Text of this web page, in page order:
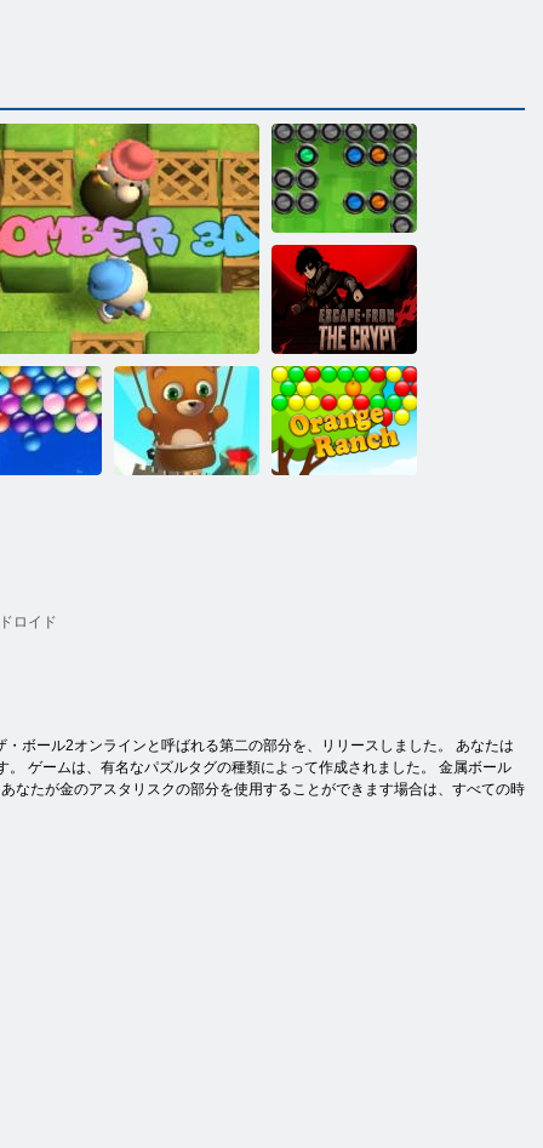
ボックス2
地下室から脱
出します
ロイド
ボール2オンラインと呼ばれる第二の部分を、リリースしました。 あなたは
ゲームは、有名なパズルタグの種類によって作成されました。 金属ボール
なたが金のアスタリスクの部分を使用することができます場合は、すべての時